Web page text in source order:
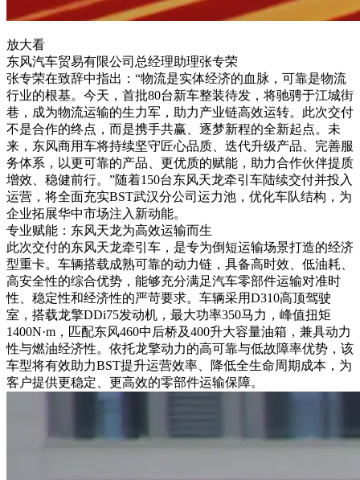
放大看
东风汽车贸易有限公司总经理助理张专荣
张专荣在致辞中指出：“物流是实体经济的血脉，可靠是物流
行业的根基。今天，首批80台新车整装待发，将驰骋于江城街
巷，成为物流运输的生力军，助力产业链高效运转。此次交付
不是合作的终点，而是携手共赢、逐梦新程的全新起点。未
来，东风商用车将持续坚守匠心品质、迭代升级产品、完善服
务体系，以更可靠的产品、更优质的赋能，助力合作伙伴提质
增效、稳健前行。”随着150台东风天龙牵引车陆续交付并投入
运营，将全面充实BST武汉分公司运力池，优化车队结构，为
企业拓展华中市场注入新动能。
专业赋能：东风天龙为高效运输而生
此次交付的东风天龙牵引车，是专为倒短运输场景打造的经济
型重卡。车辆搭载成熟可靠的动力链，具备高时效、低油耗、
高安全性的综合优势，能够充分满足汽车零部件运输对准时
性、稳定性和经济性的严苛要求。车辆采用D310高顶驾驶
室，搭载龙擎DDi75发动机，最大功率350马力，峰值扭矩
1400N·m，匹配东风460中后桥及400升大容量油箱，兼具动力
性与燃油经济性。依托龙擎动力的高可靠与低故障率优势，该
车型将有效助力BST提升运营效率、降低全生命周期成本，为
客户提供更稳定、更高效的零部件运输保障。